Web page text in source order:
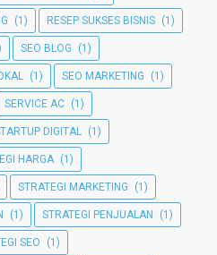
(1) RESEP SUKSES BISNIS (1)
SEO BLOG (1)
(1) SEO MARKETING (1)
SERVICE AC (1)
DIGITAL (1)
HARGA (1)
STRATEGI MARKETING (1)
(1) STRATEGI PENJUALAN (1)
SEO (1)